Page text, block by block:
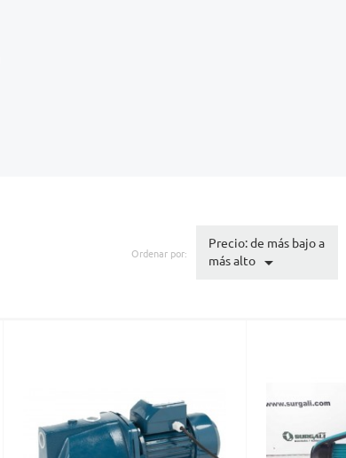
Ordenar por:
Precio: de más bajo a
más alto 